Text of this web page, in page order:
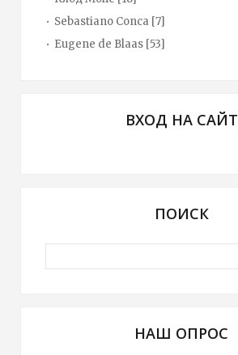
Sebastiano Conca [7]
Eugene de Blaas [53]
ВХОД НА САЙТ
ПОИСК
НАШ ОПРОС